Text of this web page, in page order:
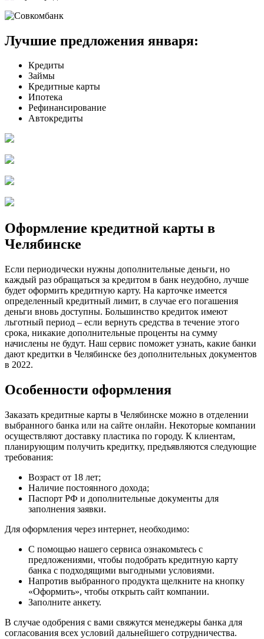
Лучшие предложения января:
Кредиты
Займы
Кредитные карты
Ипотека
Рефинансирование
Автокредиты
Оформление кредитной карты в
Челябинске
Если периодически нужны дополнительные деньги, но
каждый раз обращаться за кредитом в банк неудобно, лучше
будет оформить кредитную карту. На карточке имеется
определенный кредитный лимит, в случае его погашения
деньги вновь доступны. Большинство кредиток имеют
льготный период – если вернуть средства в течение этого
срока, никакие дополнительные проценты на сумму
начислены не будут. Наш сервис поможет узнать, какие банки
дают кредитки в Челябинске без дополнительных документов
в 2022.
Особенности оформления
Заказать кредитные карты в Челябинске можно в отделении
выбранного банка или на сайте онлайн. Некоторые компании
осуществляют доставку пластика по городу. К клиентам,
планирующим получить кредитку, предъявляются следующие
требования:
Возраст от 18 лет;
Наличие постоянного дохода;
Паспорт РФ и дополнительные документы для
заполнения заявки.
Для оформления через интернет, необходимо:
С помощью нашего сервиса ознакомьтесь с
предложениями, чтобы подобрать кредитную карту
банка с подходящими выгодными условиями.
Напротив выбранного продукта щелкните на кнопку
«Оформить», чтобы открыть сайт компании.
Заполните анкету.
В случае одобрения с вами свяжутся менеджеры банка для
согласования всех условий дальнейшего сотрудничества.